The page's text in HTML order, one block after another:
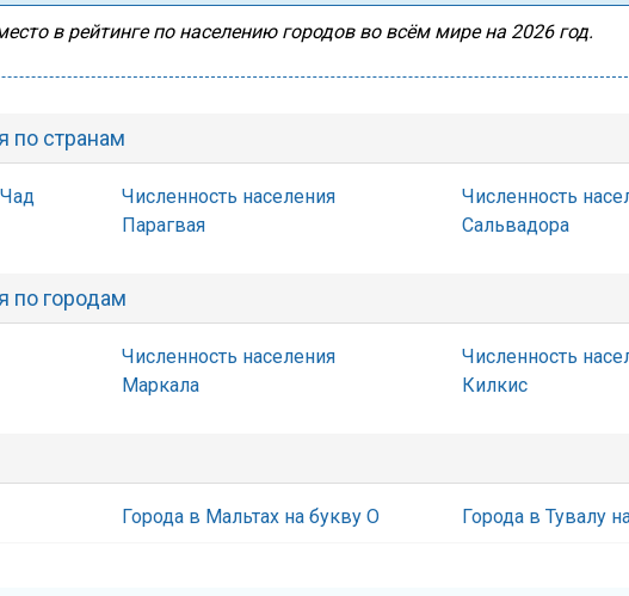
в рейтинге по населению городов во всём мире на 2026 год.
по странам
Численность населения
Парагвая
Численность
Сальвадора
по городам
Численность населения
Маркала
Численность
Килкис
Города в Мальтах на букву О Города в Тувалу